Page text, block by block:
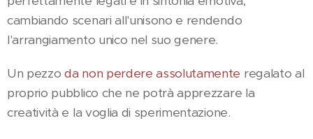
cambiando scenari all'unisono e rendendo
l'arrangiamento unico nel suo genere.
Un pezzoda non perdere assolutamente regalato al
proprio pubblico che ne potrà apprezzare la
creatività e la voglia di sperimentazione.